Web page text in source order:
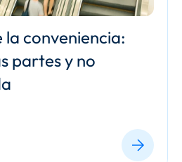
conveniencia:
partes y no